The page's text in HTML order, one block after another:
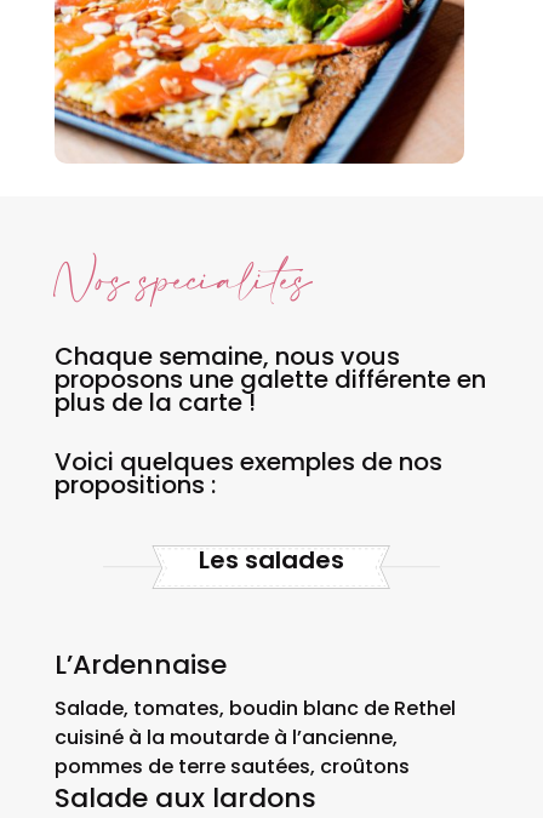
Nos spécialités
Chaque semaine, nous vous
proposons une galette différente en
plus de la carte !
Voici quelques exemples de nos
propositions :
Les salades
L’Ardennaise
Salade, tomates, boudin blanc de Rethel
cuisiné à la moutarde à l’ancienne,
pommes de terre sautées, croûtons
Salade aux lardons